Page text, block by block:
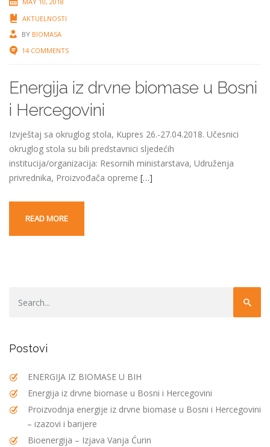
AKTUELNOSTI
BY BIOMASA
14 COMMENTS
Energija iz drvne biomase u Bosni
i Hercegovini
Izvještaj sa okruglog stola, Kupres 26.-27.04.2018. Učesnici
okruglog stola su bili predstavnici sljedećih
institucija/organizacija: Resornih ministarstava, Udruženja
privrednika, Proizvođača opreme […]
READ MORE
Postovi
ENERGIJA IZ BIOMASE U BIH
Energija iz drvne biomase u Bosni i Hercegovini
Proizvodnja energije iz drvne biomase u Bosni i Hercegovini
– izazovi i barijere
Bioenergija – Izjava Vanja Ćurin